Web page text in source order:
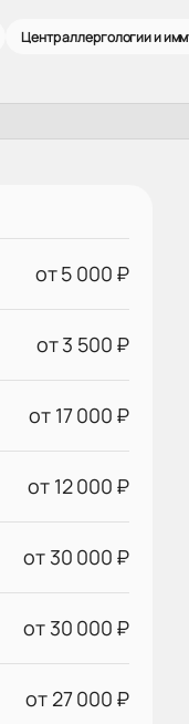
Центр аллергологии и
от 5 000 ₽
от 3 500 ₽
от 17 000 ₽
от 12 000 ₽
от 30 000 ₽
от 30 000 ₽
от 27 000 ₽